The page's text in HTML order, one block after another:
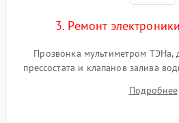
3. Ремонт
Прозвонка мультиметром ТЭНа,
прессостата и клапанов залива
Восстановление целостности
Подробнее